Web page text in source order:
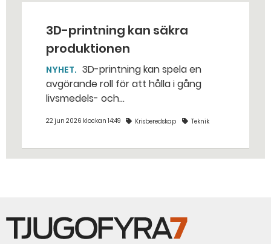
3D-printning kan säkra
produktionen
NYHET
avgörande roll för att hålla i gång
livsmedels- och
krig. – Det går att vinna mycket tid
säger Susanne Norén, enhetschef vid
22 jun 2026 klockan 14:49 Krisberedskap Teknik